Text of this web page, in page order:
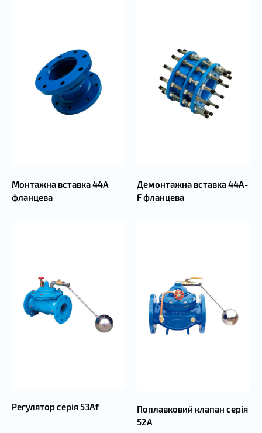
Монтажна вставка 44А
фланцева
Демонтажна вставка 44А-
F фланцева
Регулятор серія 53Аf
Поплавковий клапан серія
52А